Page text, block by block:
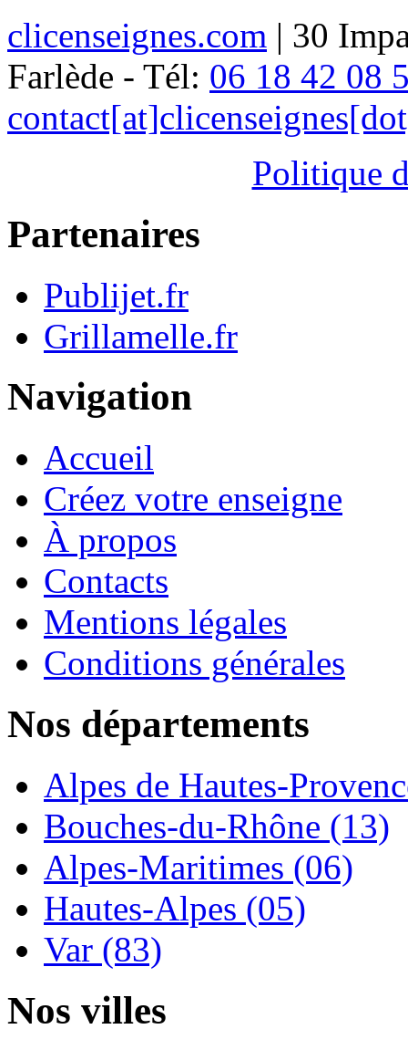
clicenseignes.com | 30
Farlède - Tél: 06 18 42 08
Politique
Partenaires
Publijet.fr
Grillamelle.fr
Navigation
Accueil
Créez votre enseigne
À propos
Contacts
Mentions légales
Conditions générales
Nos départements
Alpes de Hautes-
Bouches-du-Rhône (13)
Alpes-Maritimes (06)
Hautes-Alpes (05)
Var (83)
Nos villes